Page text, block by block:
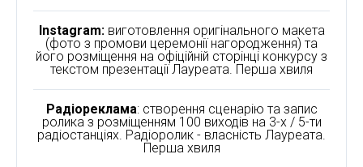
Instagram:виготовлення оригінального макета
(фото з промови церемонії нагородження) та
його розміщення на офіційній сторінці конкурсу з
текстом презентації Лауреата. Перша хвиля
Радіореклама: створення сценарію та запис
ролика з розміщенням 100 виходів на 3-х / 5-ти
радіостанціях. Радіоролик - власність Лауреата.
Перша хвиля